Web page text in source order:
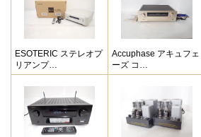
ESOTERIC ステレオプ
リアンプ…
Accuphase アキュフェ
ーズ コ…